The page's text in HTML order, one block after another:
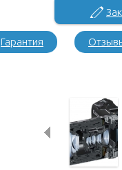
Гарантия